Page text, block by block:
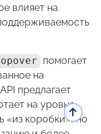
влияет на
помогает
на
предлагает
на уровне
«из коробки», но